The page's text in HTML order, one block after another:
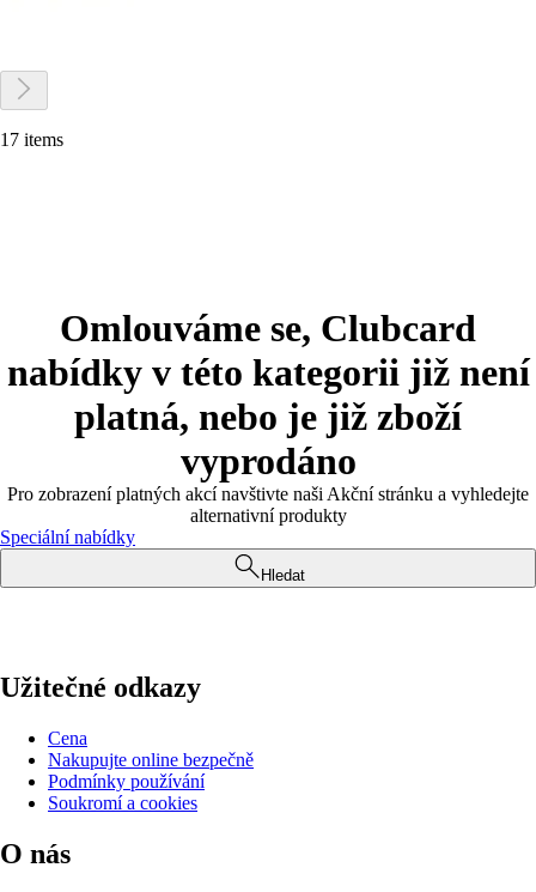
17 items
Omlouváme se, Clubcard
nabídky v této kategorii již není
platná, nebo je již zboží
vyprodáno
Pro zobrazení platných akcí navštivte naši Akční stránku a vyhledejte
alternativní produkty
Speciální nabídky
Hledat
Užitečné odkazy
Cena
Nakupujte online bezpečně
Podmínky používání
Soukromí a cookies
O nás